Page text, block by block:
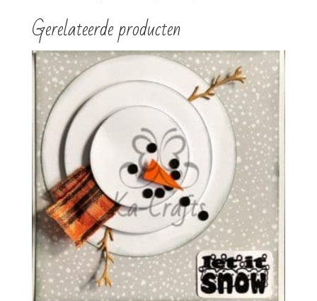
Gerelateerde producten